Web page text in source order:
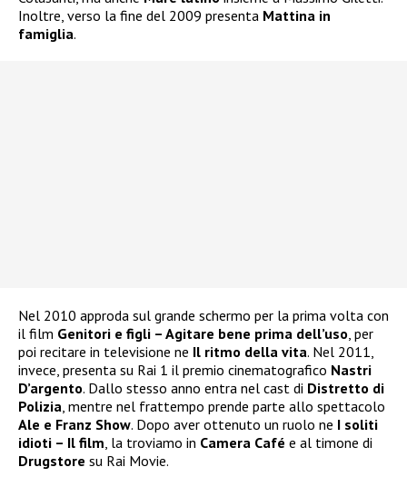
Inoltre, verso la fine del 2009 presenta Mattina in
famiglia.
Nel 2010 approda sul grande schermo per la prima volta con
il film Genitori e figli – Agitare bene prima dell’uso, per
poi recitare in televisione ne Il ritmo della vita. Nel 2011,
invece, presenta su Rai 1 il premio cinematografico Nastri
D’argento. Dallo stesso anno entra nel cast di Distretto di
Polizia, mentre nel frattempo prende parte allo spettacolo
Ale e Franz Show. Dopo aver ottenuto un ruolo ne I soliti
idioti – Il film, la troviamo in Camera Café e al timone di
Drugstore su Rai Movie.